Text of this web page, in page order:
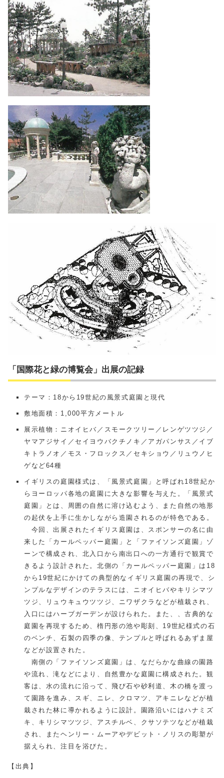
「国際花と緑の博覧会」出展の記録
テーマ：18から19世紀の風景式庭園と現代
敷地面積：1,000平方メートル
展示植物：ニオイヒバ／スモークツリー／レンゲツツジ／
ヤマアジサイ／セイヨウバクチノキ／アガパンサス／イブ
キトラノオ／モス・フロックス／セキショウ／リュウノヒ
ゲなど64種
イギリスの庭園様式は、「風景式庭園」と呼ばれ18世紀か
らヨーロッパ各地の庭園に大きな影響を与えた。「風景式
庭園」とは、周囲の自然に溶け込むよう、また自然の地形
の起伏を上手に生かしながら造園されるのが特色である。
今回、出展されたイギリス庭園は、スポンサーの名に由
来した「カールペッパー庭園」と「ファイソンズ庭園」ゾ
ーンで構成され、北入口から南出口への一方通行で観賞で
きるよう設計された。北側の「カールペッパー庭園」は18
から19世紀にかけての典型的なイギリス庭園の再現で、シ
ンプルなデザインのテラスには、ニオイヒバやキリシマツ
ツジ、リュウキュウツツジ、ニワザクラなどが植栽され、
入口にはハーブガーデンが設けられた。また、、古典的な
庭園を再現するため、楕円形の池や彫刻、19世紀様式の石
のベンチ、石製の四季の像、テンプルと呼ばれるあずま屋
などが設置された。
南側の「ファイソンズ庭園」は、なだらかな曲線の園路
や流れ、滝などにより、自然豊かな庭園に構成された。観
客は、水の流れに沿って、飛び石や砂利道、木の橋を渡っ
て園路を進み、スギ、ニレ、クロマツ、アキニレなどが植
栽された林に導かれるように設計。園路沿いにはハナミズ
キ、キリシマツツジ、アスチルベ、クサソテツなどが植栽
され、またヘンリー・ムーアやデビット・ノリスの彫塑が
据えられ、注目を浴びた。
【出典】